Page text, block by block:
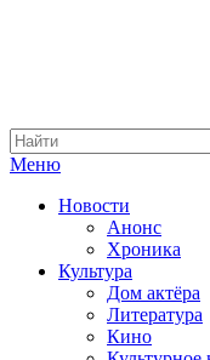
Меню
Новости
Анонс
Хроника
Культура
Дом актёра
Литература
Кино